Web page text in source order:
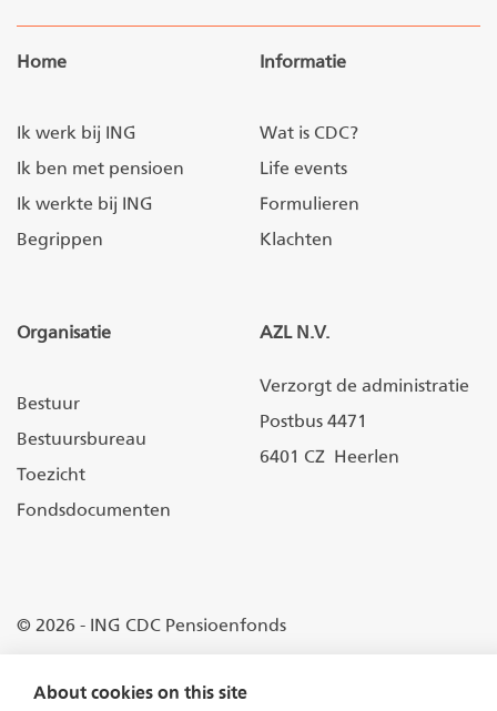
Home
Ik werk bij ING
Ik ben met pensioen
Ik werkte bij ING
Begrippen
Informatie
Wat is CDC?
Life events
Formulieren
Klachten
Organisatie
Bestuur
Bestuursbureau
Toezicht
Fondsdocumenten
AZL N.V.
Verzorgt de administratie
Postbus 4471
6401 CZ Heerlen
© 2026 - ING CDC Pensioenfonds
About cookies on this site